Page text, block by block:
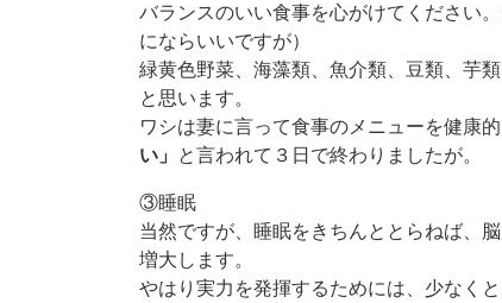
バランスのいい食事を心がけてください
にならいいですが）
緑黄色野菜、海藻類、魚介類、豆類、芋
と思います。
ワシは妻に言って食事のメニューを健康
い」
と言われて３日で終わりましたが。
③睡眠
当然ですが、睡眠をきちんととらねば、
増大します。
やはり実力を発揮するためには、少なく